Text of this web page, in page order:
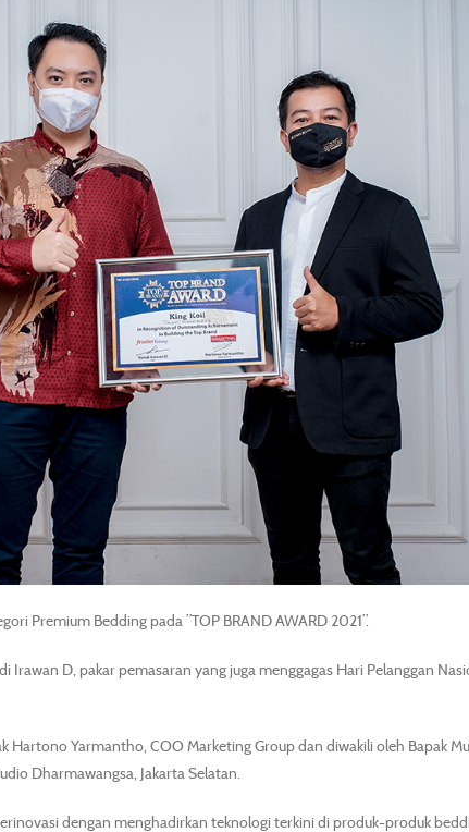
Premium Bedding pada ”TOP BRAND AWARD 2021”.
Irawan D, pakar pemasaran yang juga menggagas Hari Pelanggan
Hartono Yarmantho, COO Marketing Group dan diwakili oleh Bapak
Dharmawangsa, Jakarta Selatan.
dengan menghadirkan teknologi terkini di produk-produk